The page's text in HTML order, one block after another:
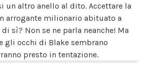
un altro anello al dito. Accettare la
arrogante milionario abituato a
sì? Non se ne parla neanche! Ma
gli occhi di Blake sembrano
presto in tentazione.